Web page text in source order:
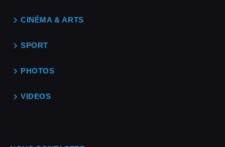
CINÉMA & ARTS
SPORT
PHOTOS
VIDEOS